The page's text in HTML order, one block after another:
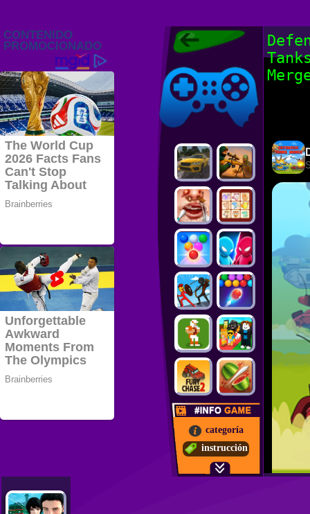
Juegos Friv
2022, Juegos
2022
Juegos Friv
categoría
instrucción